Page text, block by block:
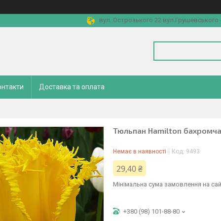
вул. Острозького 22 вул.Грушевського
Доставка та оплата
Тюльпан Hamilton
Немає в наявності Код: 9493
29,40 ₴
Мінімальна сума замовлення на
+380 (98) 101-88-80